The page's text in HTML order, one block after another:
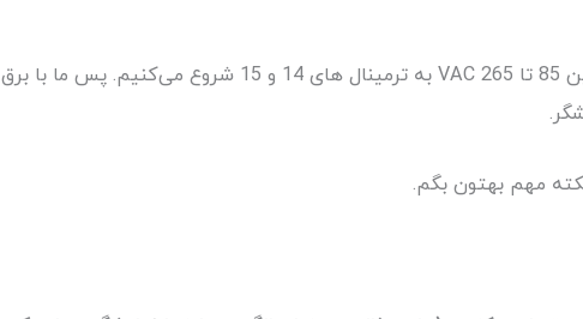
پس از نصب روی تابلو، نمایشگر رو سیم بندی می‌کنیم. این مرحله رو با اتصال یک منبع تغذیه بین 85 تا 265 VAC به ترمینال های 14 و 15 شروع می‌کنیم. پس ما با برق
مهم بهتون بگم.